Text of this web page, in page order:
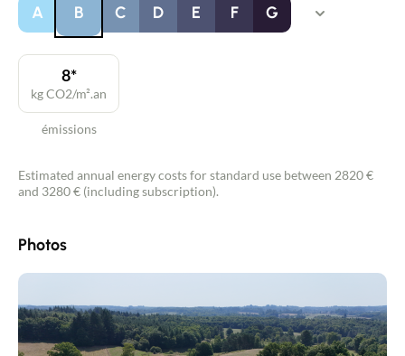
A B C D E F G
émissions
8*
kg CO2/m².an
Estimated annual energy costs for standard use between 2820 €
and 3280 € (including subscription).
Photos